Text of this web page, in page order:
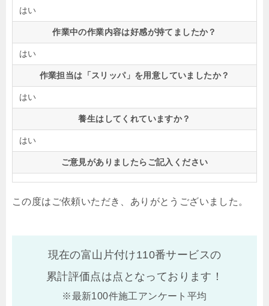
はい
作業中の作業内容は好感が持てましたか？
はい
作業担当は「スリッパ」を用意していましたか？
はい
養生はしてくれていますか？
はい
ご意見がありましたらご記入ください
この度はご依頼いただき、ありがとうございました。
現在の富山片付け110番サービスの
累計評価点は点となっております！
※最新100件施工アンケート平均